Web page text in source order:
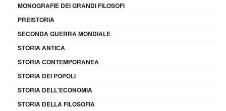
MONOGRAFIE DEI GRANDI FILOSOFI
PREISTORIA
SECONDA GUERRA MONDIALE
STORIA ANTICA
STORIA CONTEMPORANEA
STORIA DEI POPOLI
STORIA DELL'ECONOMIA
STORIA DELLA FILOSOFIA